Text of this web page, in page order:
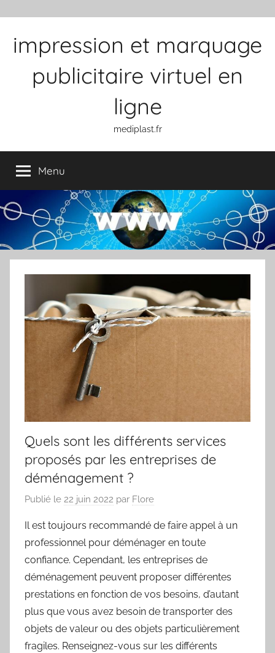
impression et marquage
publicitaire virtuel en
ligne
mediplast.fr
Menu
Quels sont les différents services
proposés par les entreprises de
déménagement ?
Publié le 22 juin 2022 par Flore
Il est toujours recommandé de faire appel à un
professionnel pour déménager en toute
confiance. Cependant, les entreprises de
déménagement peuvent proposer différentes
prestations en fonction de vos besoins, d’autant
plus que vous avez besoin de transporter des
objets de valeur ou des objets particulièrement
fragiles. Renseignez-vous sur les différents